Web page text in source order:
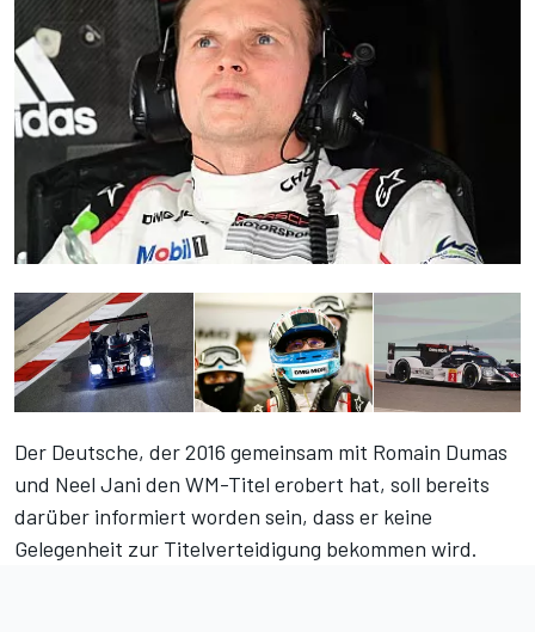
Der Deutsche, der 2016 gemeinsam mit Romain Dumas
und Neel Jani den WM-Titel erobert hat, soll bereits
darüber informiert worden sein, dass er keine
Gelegenheit zur Titelverteidigung bekommen wird.